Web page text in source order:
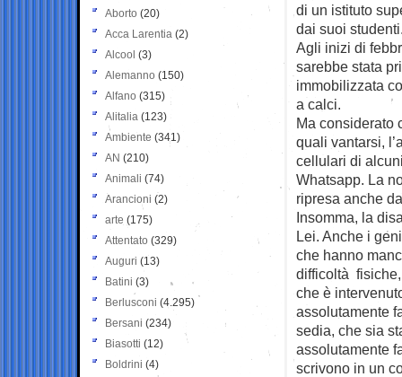
di un istituto
dai suoi
Agli inizi di
sarebbe stata
immobilizzata
a calci.
Ma considerato
quali vantarsi,
cellulari di
Whatsapp. La
ripresa anche
Insomma, la
Lei. Anche i
che hanno
difficoltà
che è
assolutamente
sedia, che sia
assolutamente
scrivono in un
Aborto (20)
Acca Larentia (2)
Alcool (3)
Alemanno (150)
Alfano (315)
Alitalia (123)
Ambiente (341)
AN (210)
Animali (74)
Arancioni (2)
arte (175)
Attentato (329)
Auguri (13)
Batini (3)
Berlusconi (4.295)
Bersani (234)
Biasotti (12)
Boldrini (4)